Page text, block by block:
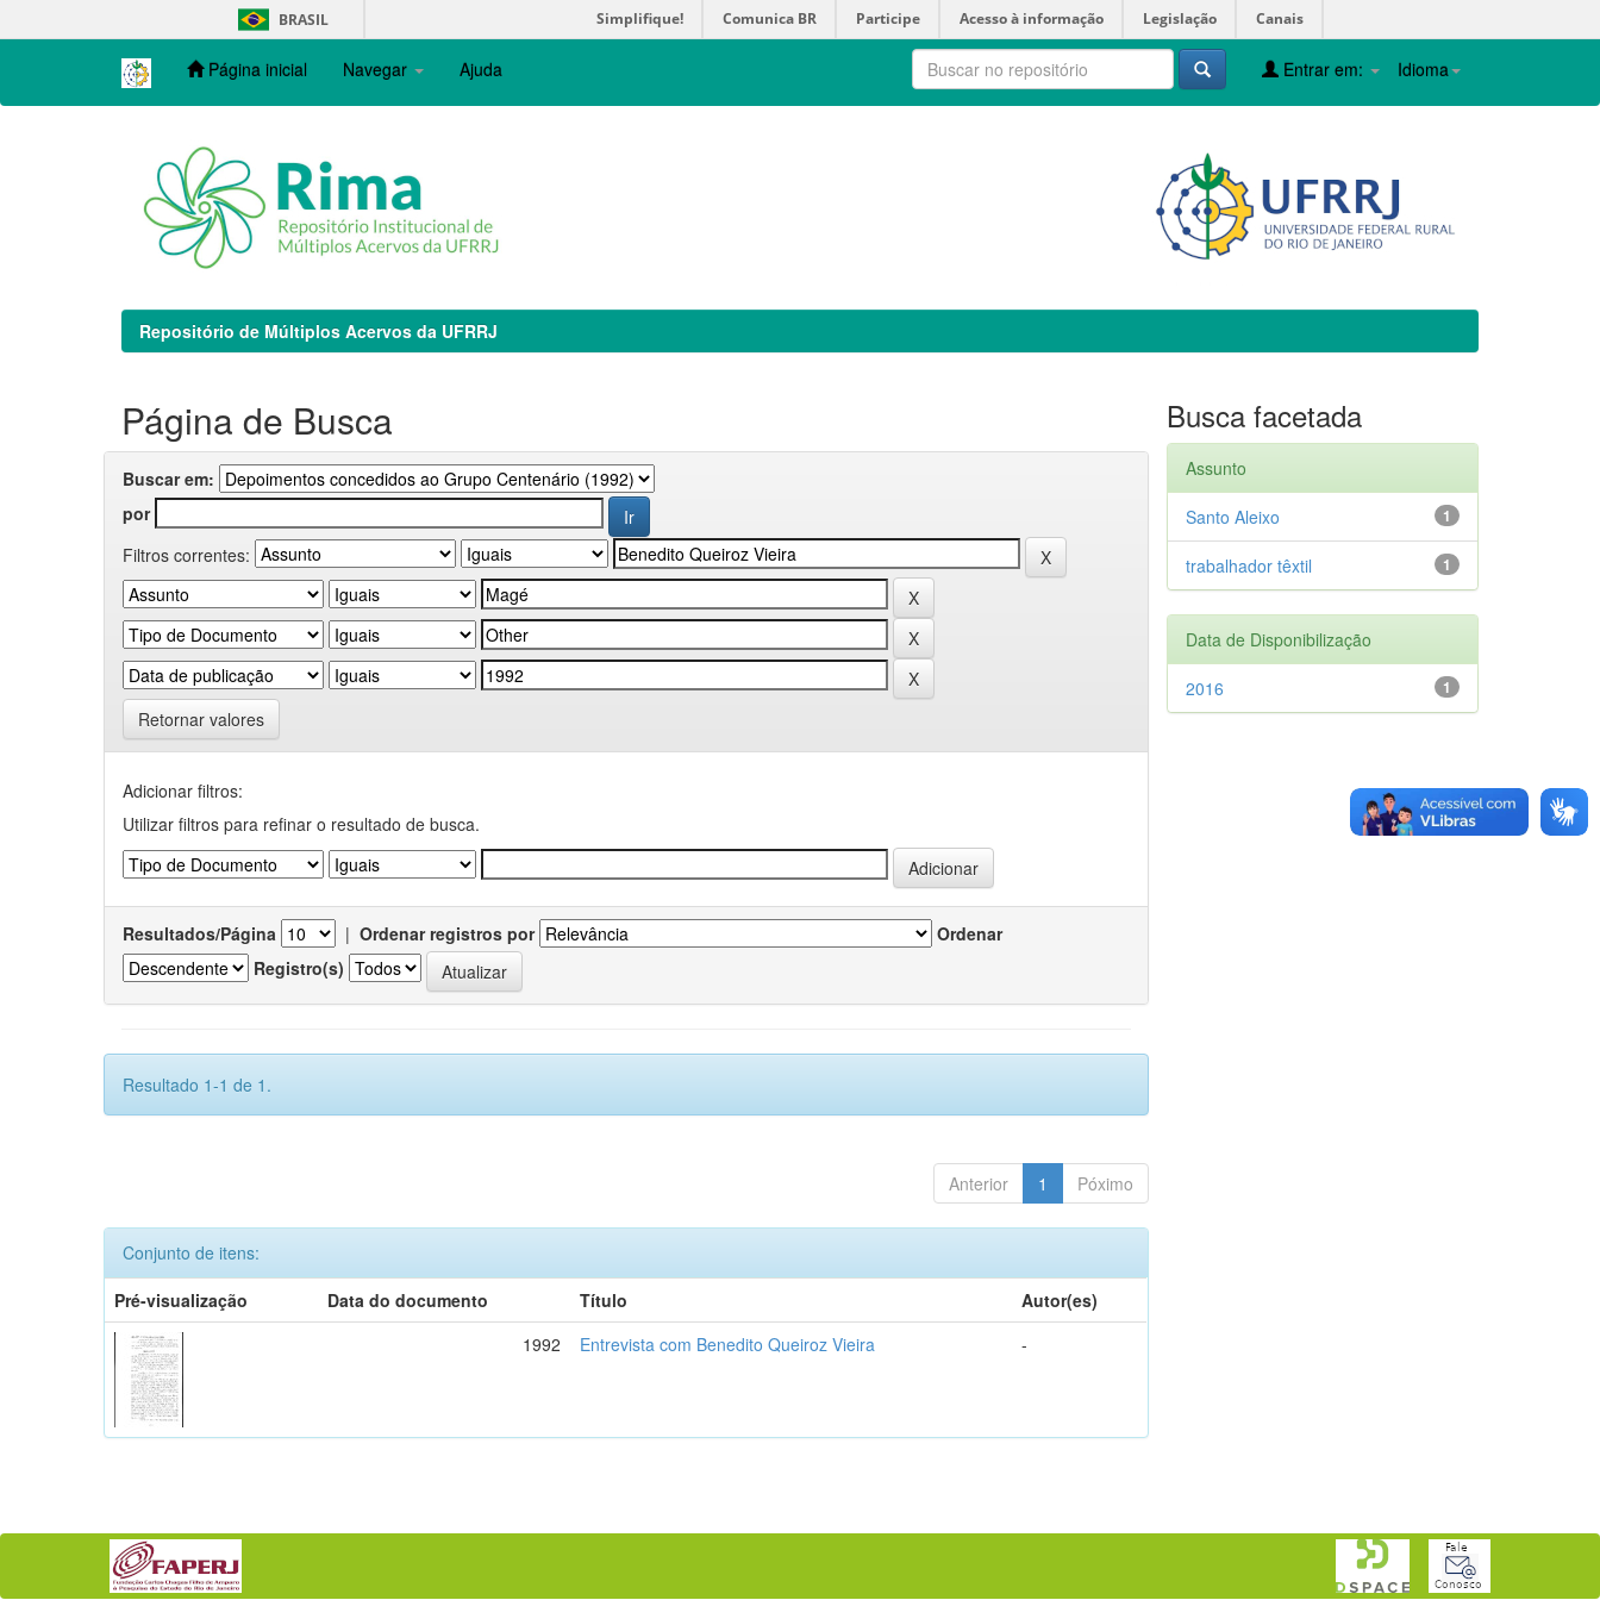
navigation
BRASIL Simplifique! Comunica BR Participe Acesso à informação Legislação Canais
Página inicial Navegar Ajuda Idioma
Entrar em:
Repositório de Múltiplos Acervos da UFRRJ
Página de Busca
Buscar em:
por
Filtros correntes:
Retornar valores
Adicionar filtros:
Utilizar filtros para refinar o resultado de busca.
Resultados/Página | Ordenar registros por
Ordenar
Registro(s)
Resultado 1-1 de 1.
Anterior 1 Póximo
Conjunto de itens:
Pré-visualização
Data do documento Título
Autor(es)
1992
Entrevista com Benedito Queiroz Vieira -
Busca facetada
Assunto
1
Santo Aleixo
1
trabalhador têxtil
Data de Disponibilização
1
2016